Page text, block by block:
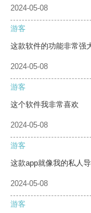
2024-05-08
游客
这款软件的功能非常强
2024-05-08
游客
这个软件我非常喜欢
2024-05-08
游客
这款app就像我的私人
2024-05-08
游客